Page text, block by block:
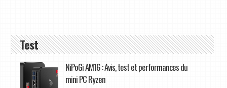
Test
NiPoGi AM16 : Avis, test et performances du
mini PC Ryzen